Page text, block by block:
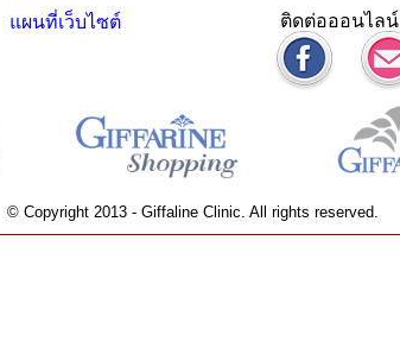
แผนที่เว็บไซต์
ติดต่อออนไลน์
© Copyright 2013 - Giffaline Clinic. All rights reserved.